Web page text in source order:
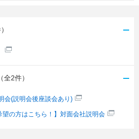
（全2件）
会(説明会後座談会あり)
望の方はこちら！】対面会社説明会